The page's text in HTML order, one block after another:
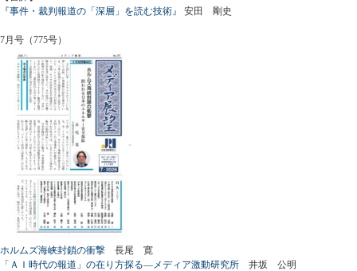
『事件・裁判報道の「深層」を読む技術』
安田 剛史
7月号（775号）
ホルムズ海峡封鎖の衝撃 長尾 寛
「ＡＩ時代の報道」の在り方探る―メディア激動研究所 井坂 公明